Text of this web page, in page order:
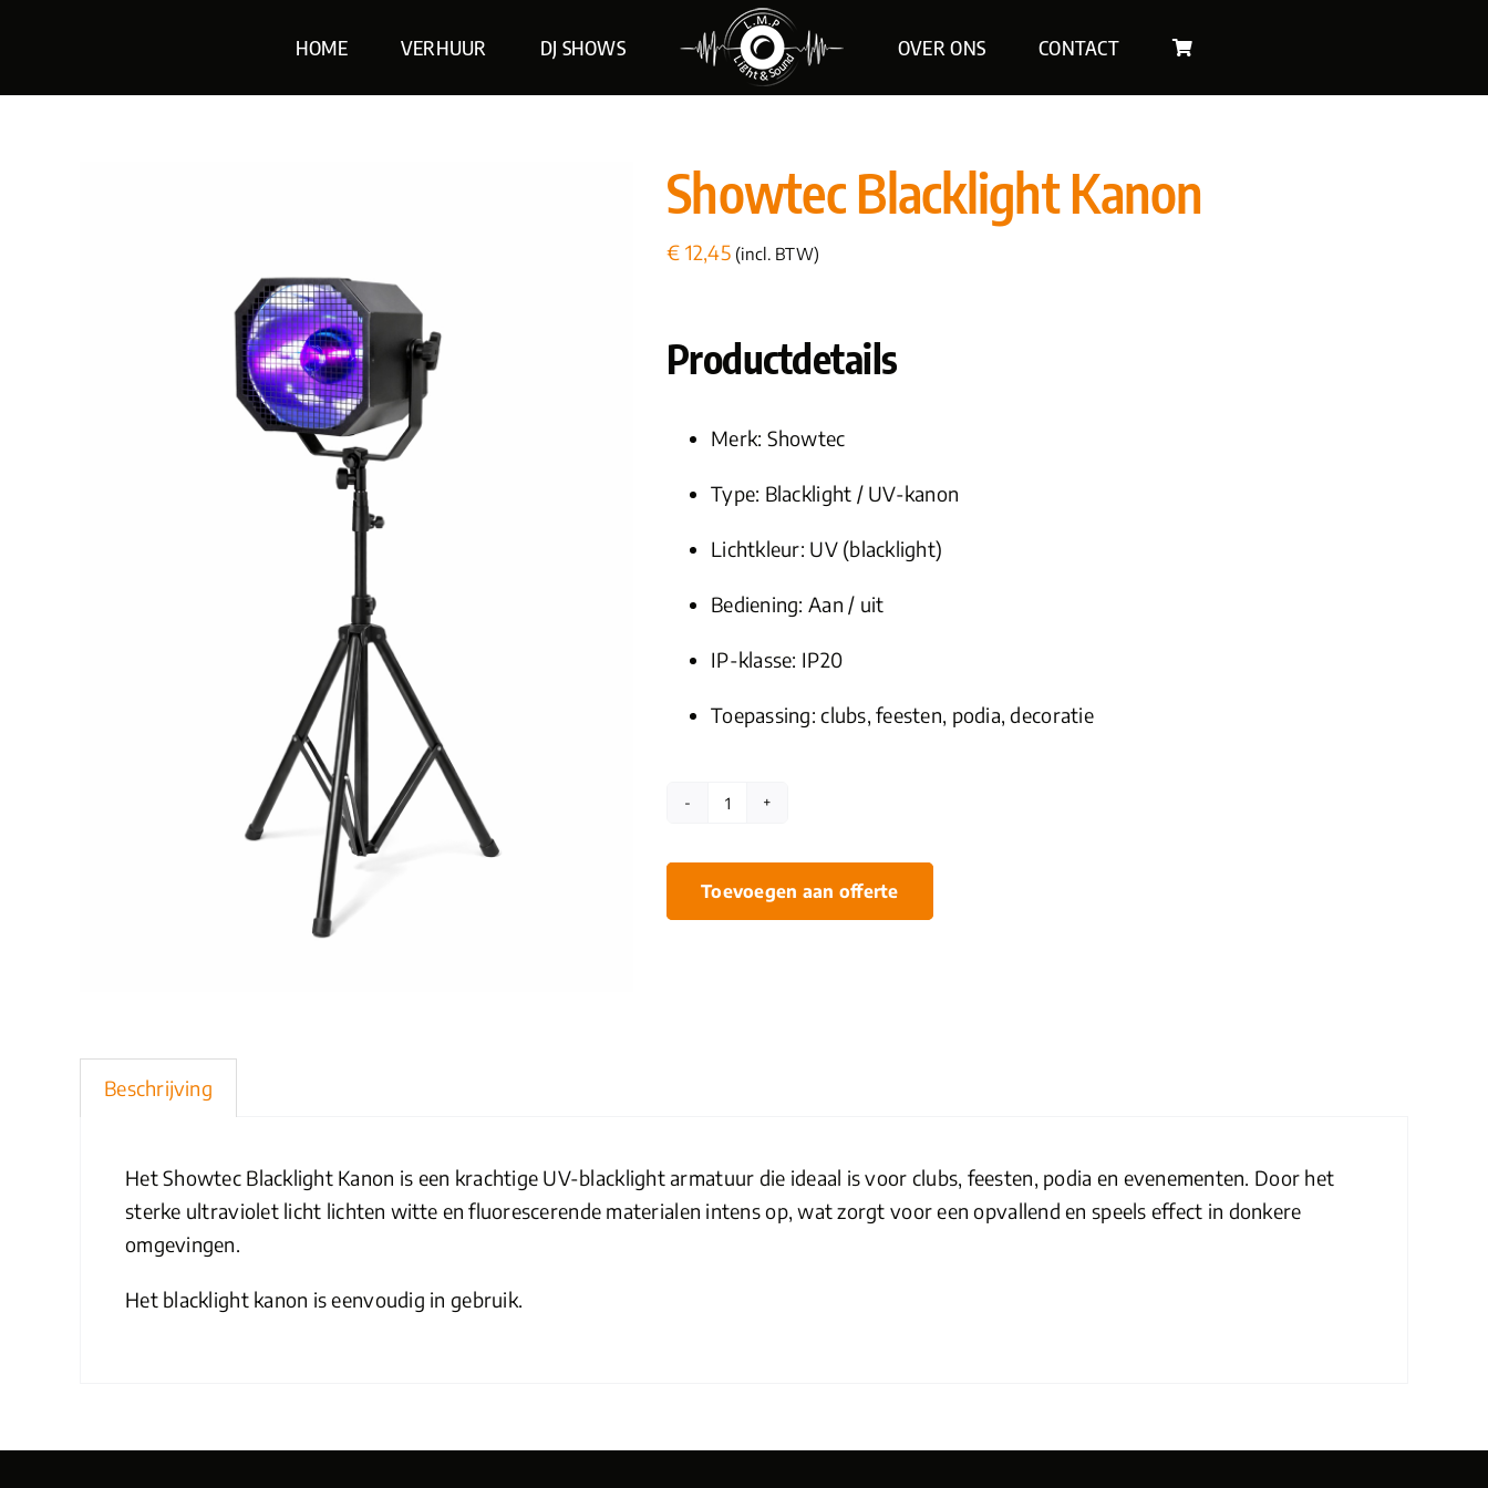
HOME VERHUUR DJ SHOWS OVER ONS CONTACT
Showtec Blacklight Kanon
€ 12,45 (incl. BTW)
Productdetails
Merk: Showtec
Type: Blacklight / UV-kanon
Lichtkleur: UV (blacklight)
Bediening: Aan / uit
IP-klasse: IP20
Toepassing: clubs, feesten, podia, decoratie
Showtec
Kanon
aantal
Toevoegen aan offerte
Beschrijving
Het Showtec Blacklight Kanon is een krachtige UV-blacklight armatuur die ideaal is voor clubs, feesten, podia en evenementen. Door het
sterke ultraviolet licht lichten witte en fluorescerende materialen intens op, wat zorgt voor een opvallend en speels effect in donkere
omgevingen.
Het blacklight kanon is eenvoudig in gebruik.